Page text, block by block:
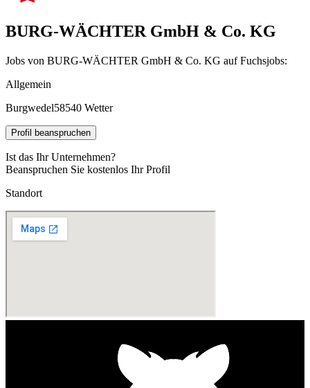
BURG-WÄCHTER GmbH & Co. KG
Jobs von BURG-WÄCHTER GmbH & Co. KG auf Fuchsjobs:
Allgemein
Burgwedel58540 Wetter
Profil beanspruchen
Ist das Ihr Unternehmen?
Beanspruchen Sie kostenlos Ihr Profil
Standort